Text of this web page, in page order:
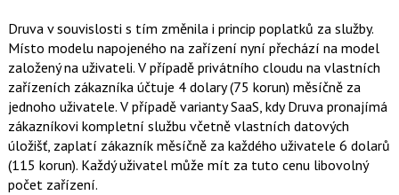
Druva v souvislosti s tím změnila i princip poplatků za služby.
Místo modelu napojeného na zařízení nyní přechází na model
založený na uživateli. V případě privátního cloudu na vlastních
zařízeních zákazníka účtuje 4 dolary (75 korun) měsíčně za
jednoho uživatele. V případě varianty SaaS, kdy Druva pronajímá
zákazníkovi kompletní službu včetně vlastních datových
úložišť, zaplatí zákazník měsíčně za každého uživatele 6 dolarů
(115 korun). Každý uživatel může mít za tuto cenu libovolný
počet zařízení.